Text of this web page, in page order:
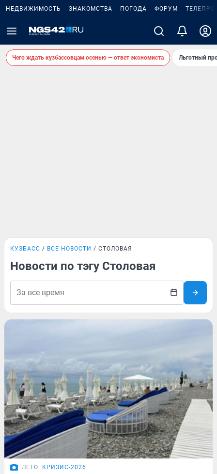
НЕДВИЖИМОСТЬ ЗНАКОМСТВА ПОГОДА ФОРУМ
Чего ждать кузбассовцам осенью — ответ экономиста Льготный
КУЗБАСС ВСЕ НОВОСТИ СТОЛОВАЯ
Новости по тэгу Столовая
ЛЕТО КРИЗИС-2026